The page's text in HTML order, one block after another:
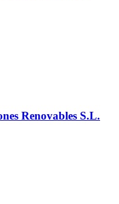
Renovables S.L.